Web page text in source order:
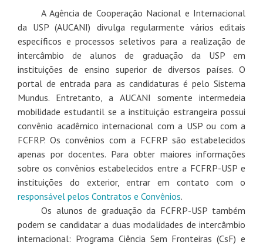
A Agência de Cooperação Nacional e Internacional
da USP (AUCANI) divulga regularmente vários editais
específicos e processos seletivos para a realização de
intercâmbio de alunos de graduação da USP em
instituições de ensino superior de diversos países. O
portal de entrada para as candidaturas é pelo Sistema
Mundus. Entretanto, a AUCANI somente intermedeia
mobilidade estudantil se a instituição estrangeira possui
convênio acadêmico internacional com a USP ou com a
FCFRP. Os convênios com a FCFRP são estabelecidos
apenas por docentes. Para obter maiores informações
sobre os convênios estabelecidos entre a FCFRP-USP e
instituições do exterior, entrar em contato com o
responsável pelos Contratos e Convênios.
Os alunos de graduação da FCFRP-USP também
podem se candidatar a duas modalidades de intercâmbio
internacional: Programa Ciência Sem Fronteiras (CsF) e